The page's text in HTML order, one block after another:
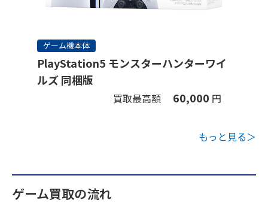
ゲーム機本体
PlayStation5 モンスターハンターワイ
ルズ 同梱版
買取最高額 60,000 円
もっと見る＞
ゲーム買取の流れ